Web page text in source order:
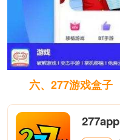
六、277游戏盒子
277app